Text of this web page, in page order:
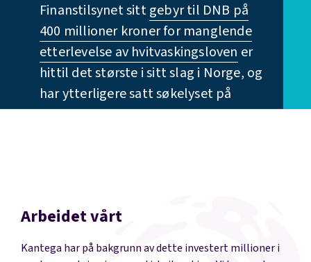
Finanstilsynet sittgebyr til DNB på
400 millioner kroner for manglende
etterlevelse av hvitvaskingsloven er
hittil det største i sitt slag i Norge, og
har ytterligere satt søkelyset på
bankenes behov for økt innsats og
Arbeidet vårt
Kantega har på bakgrunn av dette investert millioner i